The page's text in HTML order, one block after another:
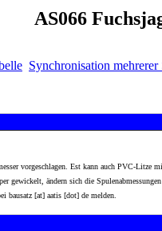
AS066
Synchronisation mehrerer
vorgeschlagen. Est kann auch PVC-
gewickelt, ändern sich die
bausatz [at] aatis [dot] de melden.